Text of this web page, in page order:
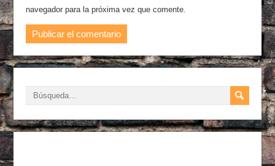
navegador para la próxima vez que comente.